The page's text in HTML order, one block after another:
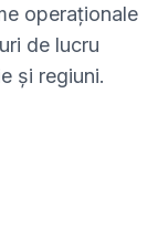
operaționale
de lucru
și regiuni.